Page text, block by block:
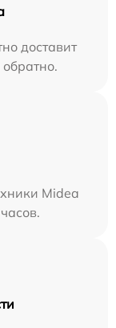
доставит
Midea